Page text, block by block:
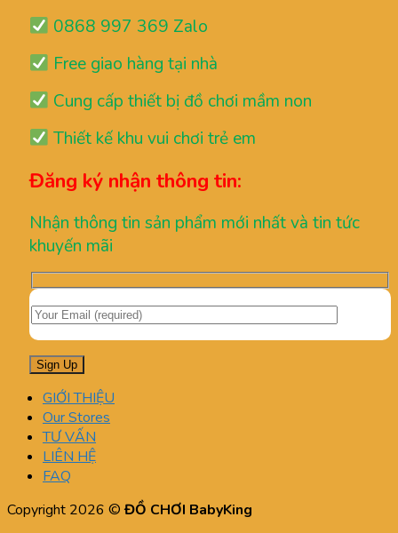
0868 997 369 Zalo
Free giao hàng tại nhà
Cung cấp thiết bị đồ chơi mầm non
Thiết kế khu vui chơi trẻ em
Đăng ký nhận thông tin:
Nhận thông tin sản phẩm mới nhất và tin tức
khuyến mãi
GIỚI THIỆU
Our Stores
TƯ VẤN
LIÊN HỆ
FAQ
Copyright 2026 ©ĐỒ CHƠI BabyKing